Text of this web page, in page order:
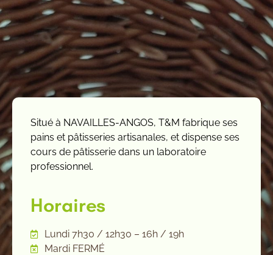
Situé à NAVAILLES-ANGOS, T&M fabrique ses
pains et pâtisseries artisanales, et dispense ses
cours de pâtisserie dans un laboratoire
professionnel.
Horaires
Lundi 7h30 / 12h30 – 16h / 19h
Mardi FERMÉ